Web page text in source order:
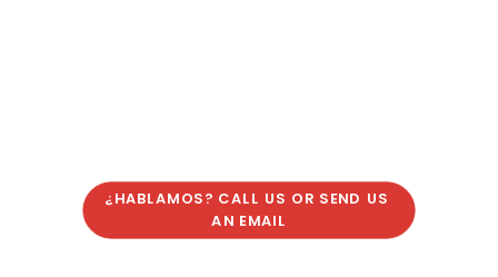
¿HABLAMOS? CALL US OR SEND US
AN EMAIL